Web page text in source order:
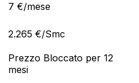
7 €/mese
2.265 €/Smc
Prezzo Bloccato per 12
mesi